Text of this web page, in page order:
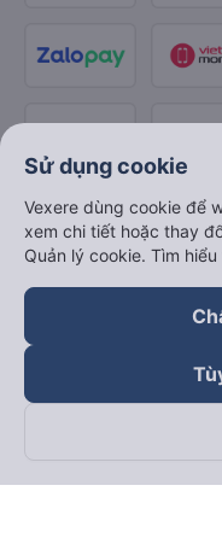
Theo dõi chúng
Sử dụng cookie
Vexere dùng cookie để
xem chi tiết hoặc thay
Quản lý cookie. Tìm